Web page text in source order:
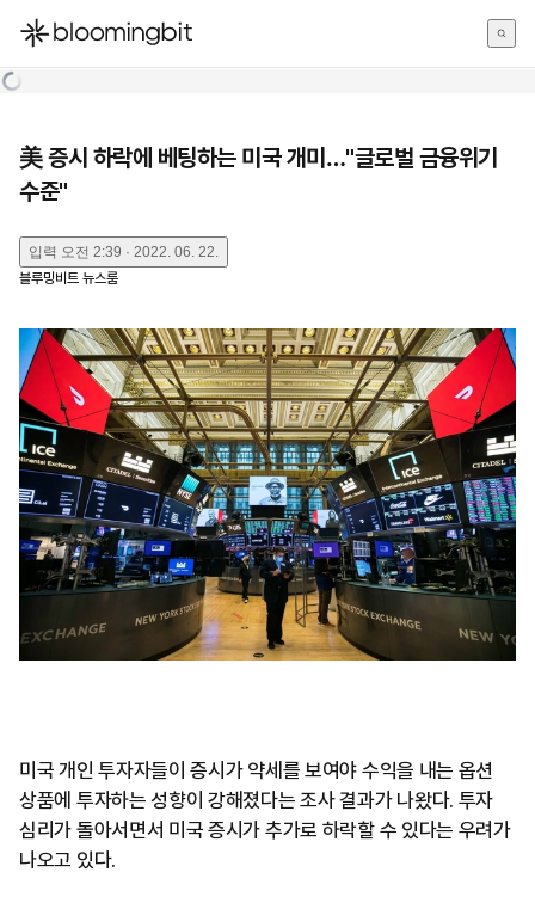
한국어
美 증시 하락에 베팅하는 미국 개미…"글로벌 금융위기
수준"
입력 오전 2:39 · 2022. 06. 22.
블루밍비트 뉴스룸
미국 개인 투자자들이 증시가 약세를 보여야 수익을 내는 옵션
상품에 투자하는 성향이 강해졌다는 조사 결과가 나왔다. 투자
심리가 돌아서면서 미국 증시가 추가로 하락할 수 있다는 우려가
나오고 있다.